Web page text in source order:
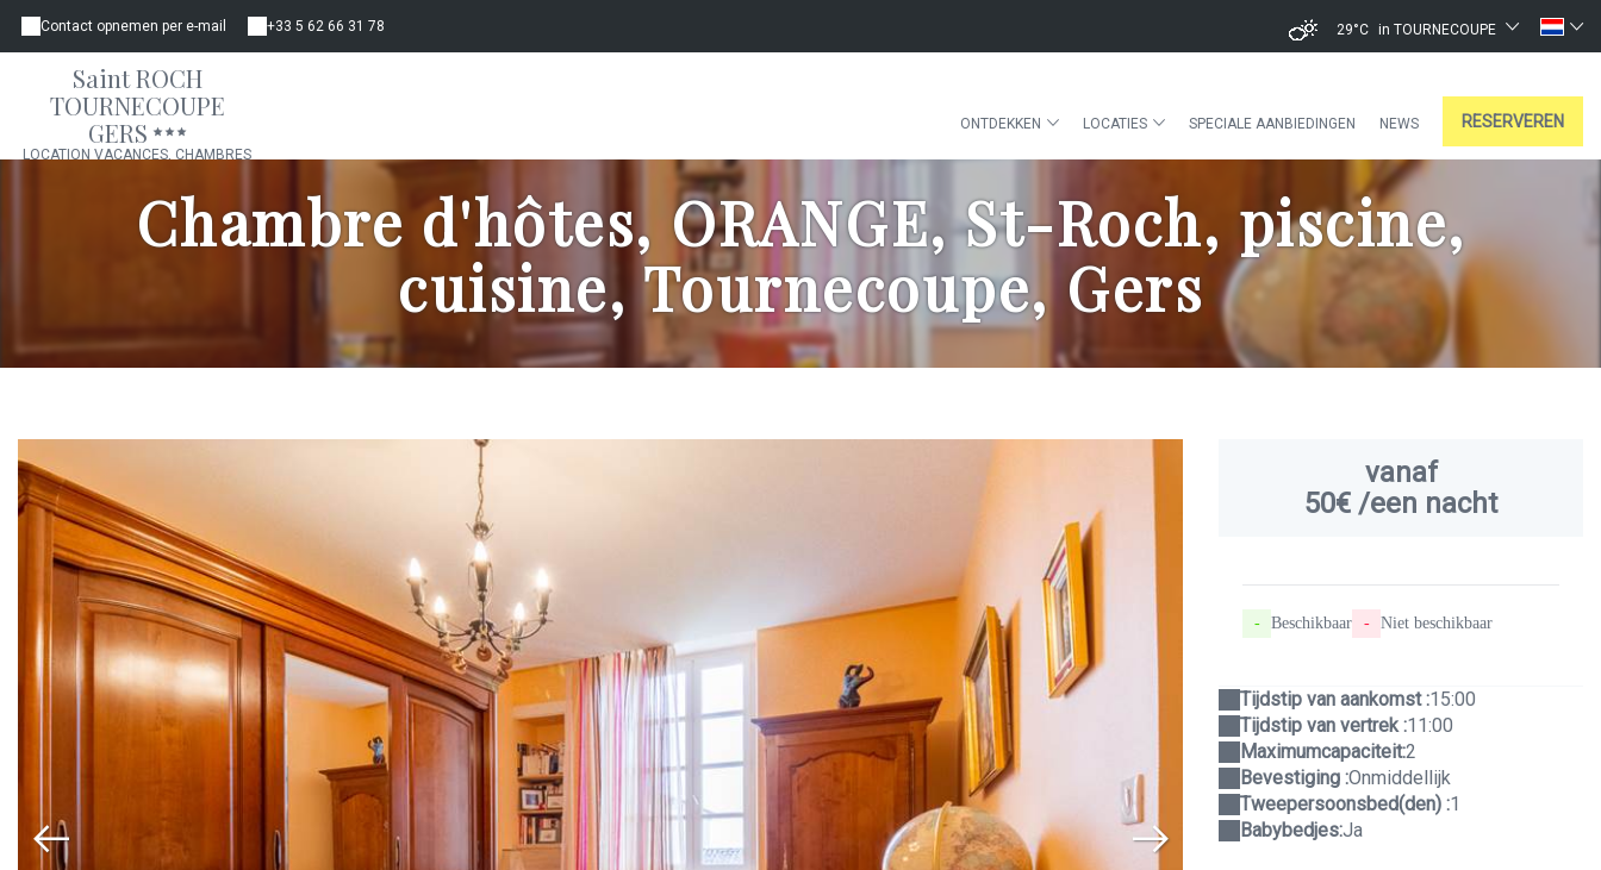
Contact opnemen per e-mail +33 5 62 66 31 78 29°C in TOURNECOUPE
Saint ROCH
TOURNECOUPE
GERS
LOCATION VACANCES, CHAMBRES
ONTDEKKEN LOCATIES SPECIALE AANBIEDINGEN NEWS RESERVEREN
Chambre d'hôtes, ORANGE, St-Roch, piscine,
cuisine, Tournecoupe, Gers
vanaf
50€ /een nacht
- Beschikbaar - Niet beschikbaar
Tijdstip van aankomst :15:00
Tijdstip van vertrek :11:00
Maximumcapaciteit:2
Bevestiging :Onmiddellijk
Tweepersoonsbed(den) :1
Babybedjes:Ja